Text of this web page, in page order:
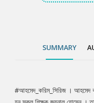
SUMMARY
Tab
#আহমেদ_করিম_সিরিজ । আহমেদ